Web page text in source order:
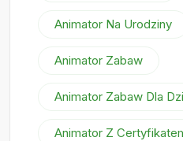
Animator Na Urodziny
Animator Zabaw
Animator Zabaw Dla
Animator Z